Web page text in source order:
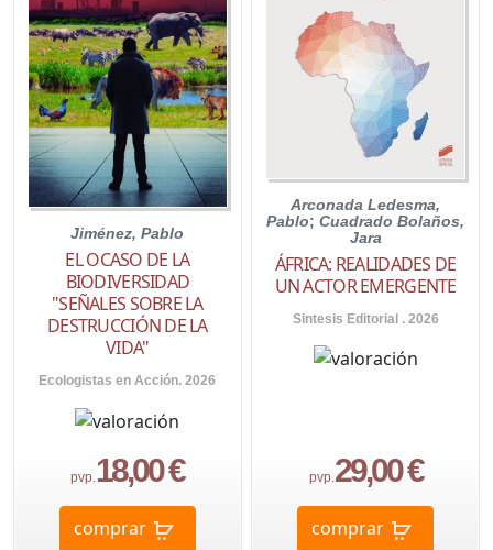
Jiménez, Pablo
EL OCASO DE LA
BIODIVERSIDAD
"SEÑALES SOBRE LA
DESTRUCCIÓN DE LA
VIDA"
Ecologistas en Acción. 2026
pvp.18,00 €
comprar
Arconada Ledesma,
Pablo;Cuadrado Bolaños,
Jara
ÁFRICA: REALIDADES DE
UN ACTOR EMERGENTE
Sintesis Editorial . 2026
pvp.29,00 €
comprar